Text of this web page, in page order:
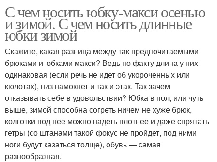
С чем носить юбку-макси осенью
и зимой. С чем носить длинные
юбки зимой
Скажите, какая разница между так предпочитаемыми
брюками и юбками макси? Ведь по факту длина у них
одинаковая (если речь не идет об укороченных или
кюлотах), низ намокнет и так и этак. Так зачем
отказывать себе в удовольствии? Юбка в пол, или чуть
выше, зимой способна согреть ничем не хуже брюк,
колготки под нее можно надеть плотнее и даже спрятать
гетры (со штанами такой фокус не пройдет, под ними
ноги будут казаться толще), обувь — самая
разнообразная.